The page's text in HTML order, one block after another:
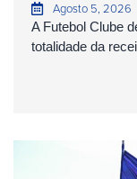
Agosto 5, 2026
A Futebol Clube
totalidade da